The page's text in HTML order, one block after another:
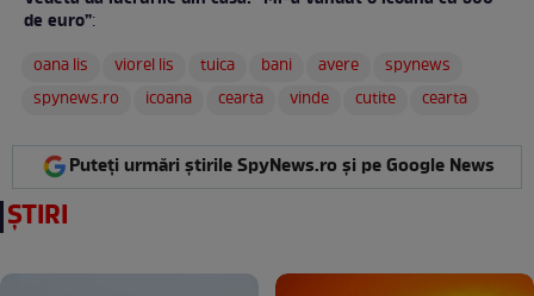
de euro”:
oana lis
viorel lis tuica bani avere
spynews
spynews.ro
icoana cearta vinde cutite cearta
Puteți urmări știrile SpyNews.ro și pe Google News
ȘTIRI